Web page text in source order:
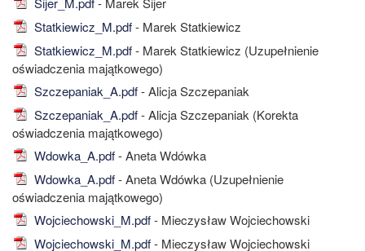
Statkiewicz_M.pdf- Marek Statkiewicz
Statkiewicz_M.pdf- Marek Statkiewicz (Uzupełnienie
oświadczenia majątkowego)
Szczepaniak_A.pdf- Alicja Szczepaniak
Szczepaniak_A.pdf- Alicja Szczepaniak (Korekta
oświadczenia majątkowego)
Wdowka_A.pdf- Aneta Wdówka
Wdowka_A.pdf- Aneta Wdówka (Uzupełnienie
oświadczenia majątkowego)
Wojciechowski_M.pdf- Mieczysław Wojciechowski
Wojciechowski_M.pdf- Mieczysław Wojciechowski